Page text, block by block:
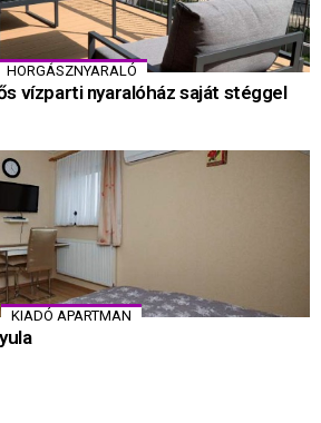
HORGÁSZNYARALÓ
vízparti nyaralóház saját stéggel
KIADÓ APARTMAN